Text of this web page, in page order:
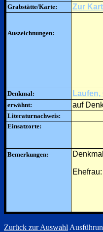
Grabstätte/Karte: Zur
Auszeichnungen:
Denkmal: Laufen,
erwähnt: auf
Literaturnachweis:
Einsatzorte:
Bemerkungen:
Zurück zur Auswahl